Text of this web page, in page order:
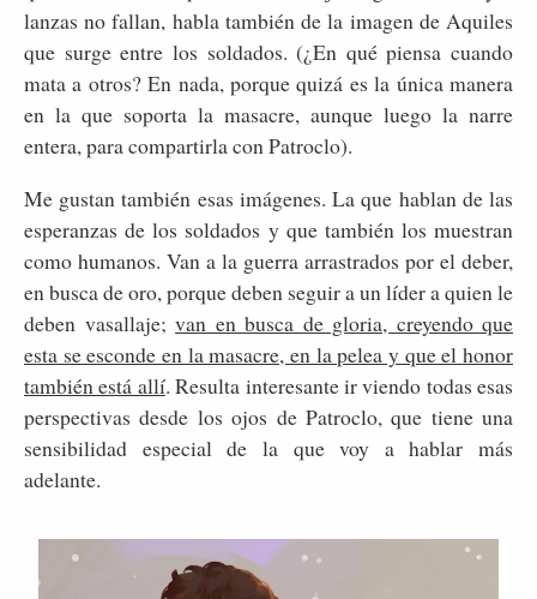
lanzas no fallan, habla también de la imagen de Aquiles
que surge entre los soldados. (¿En qué piensa cuando
mata a otros? En nada, porque quizá es la única manera
en la que soporta la masacre, aunque luego la narre
entera, para compartirla con Patroclo).
Me gustan también esas imágenes. La que hablan de las
esperanzas de los soldados y que también los muestran
como humanos. Van a la guerra arrastrados por el deber,
en busca de oro, porque deben seguir a un líder a quien le
deben vasallaje; van en busca de gloria, creyendo que
esta se esconde en la masacre, en la pelea y que el honor
también está allí. Resulta interesante ir viendo todas esas
perspectivas desde los ojos de Patroclo, que tiene una
sensibilidad especial de la que voy a hablar más
adelante.